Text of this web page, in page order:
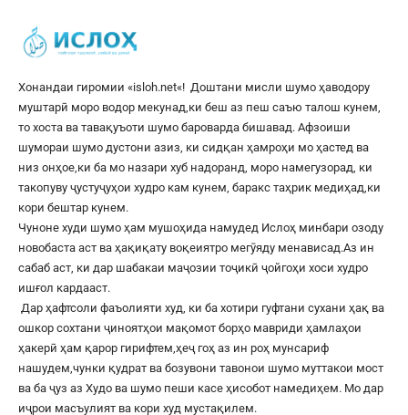
Хонандаи гиромии «isloh.net«! Доштани мисли шумо ҳаводору
муштарӣ моро водор мекунад,ки беш аз пеш саъю талош кунем,
то хоста ва тавақуъоти шумо бароварда бишавад. Афзоиши
шумораи шумо дустони азиз, ки сидқан ҳамроҳи мо ҳастед ва
низ онҳое,ки ба мо назари хуб надоранд, моро намегузорад, ки
такопуву ҷустуҷуҳои худро кам кунем, баракс таҳрик медиҳад,ки
кори бештар кунем.
Чуноне худи шумо ҳам мушоҳида намудед Ислоҳ минбари озоду
новобаста аст ва ҳақиқату воқеиятро мегӯяду менависад.Аз ин
сабаб аст, ки дар шабакаи маҷозии тоҷикӣ ҷойгоҳи хоси худро
ишғол кардааст.
Дар ҳафтсоли фаъолияти худ, ки ба хотири гуфтани сухани ҳақ ва
ошкор сохтани ҷиноятҳои мақомот борҳо мавриди ҳамлаҳои
ҳакерӣ ҳам қарор гирифтем,ҳеҷ гоҳ аз ин роҳ мунсариф
нашудем,чунки қудрат ва бозувони тавонои шумо муттакои мост
ва ба ҷуз аз Худо ва шумо пеши касе ҳисобот намедиҳем. Мо дар
иҷрои масъулият ва кори худ мустақилем.